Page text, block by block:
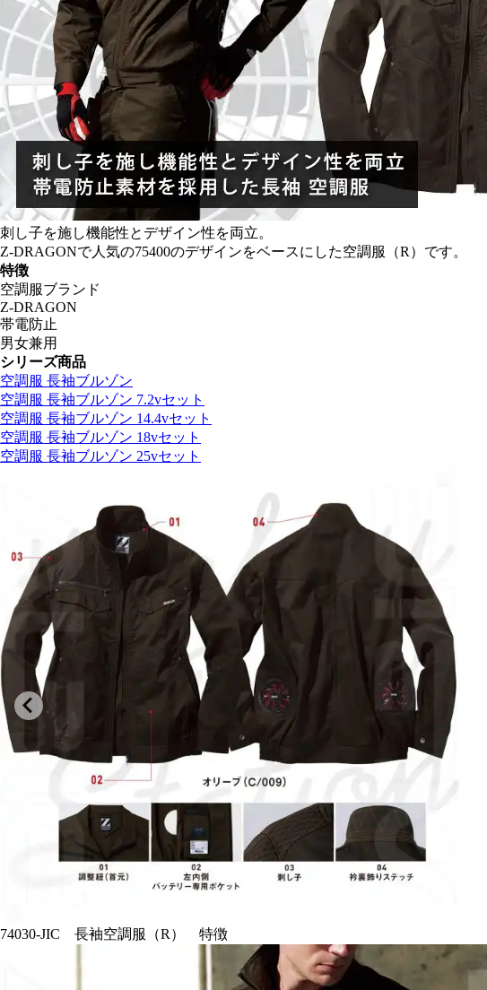
刺し子を施し機能性とデザイン性を両立。
Z-DRAGONで人気の75400のデザインをベースにした空調服（R）です。
特徴
空調服ブランド
Z-DRAGON
帯電防止
男女兼用
シリーズ商品
空調服 長袖ブルゾン
空調服 長袖ブルゾン 7.2vセット
空調服 長袖ブルゾン 14.4vセット
空調服 長袖ブルゾン 18vセット
空調服 長袖ブルゾン 25vセット
74030-JIC 長袖空調服（R） 特徴